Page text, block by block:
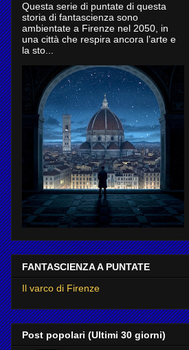
Questa serie di puntate di questa
storia di fantascienza sono
ambientate a Firenze nel 2050, in
una città che respira ancora l’arte e
la sto...
FANTASCIENZA A PUNTATE
Il varco di Firenze
Post popolari (Ultimi 30 giorni)